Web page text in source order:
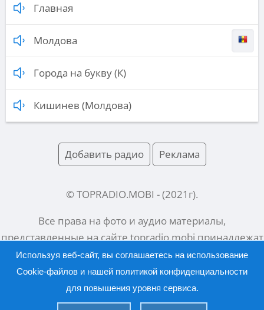
Главная
Молдова
Города на букву (К)
Кишинев (Молдова)
Добавить радио Реклама
© TOPRADIO.MOBI - (2021 г).
Все права на фото и аудио материалы,
представленные на сайтеtopradio.mobiпринадлежат
их законным владельцам.
Используя веб-сайт, вы соглашаетесь на использование
Cookie-файлов и нашей политикой конфиденциальности
для повышения уровня сервиса.